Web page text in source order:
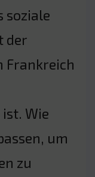
soziale
der
Frankreich
Wie
um
zu